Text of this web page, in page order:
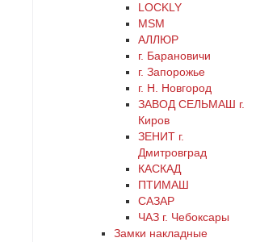
LOCKLY
MSM
АЛЛЮР
г. Барановичи
г. Запорожье
г. Н. Новгород
ЗАВОД СЕЛЬМАШ г.
Киров
ЗЕНИТ г.
Дмитровград
КАСКАД
ПТИМАШ
САЗАР
ЧАЗ г. Чебоксары
Замки накладные